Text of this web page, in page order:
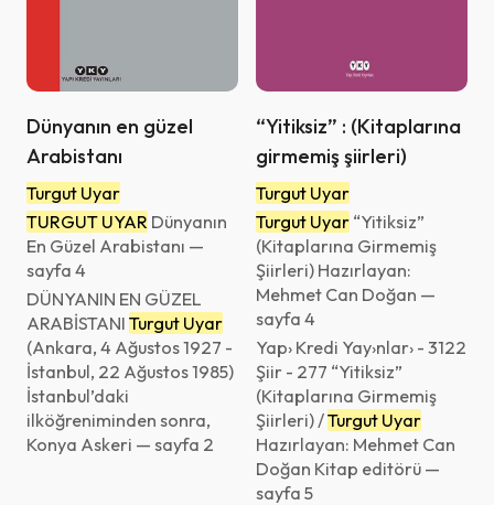
Dünyanın en güzel
Arabistanı
Turgut Uyar
TURGUT UYAR Dünyanın
En Güzel Arabistanı —
sayfa 4
DÜNYANIN EN GÜZEL
ARABİSTANI Turgut Uyar
(Ankara, 4 Ağustos 1927 -
İstanbul, 22 Ağustos 1985)
İstanbul’daki
ilköğreniminden sonra,
Konya Askeri — sayfa 2
“Yitiksiz” : (Kitaplarına
girmemiş şiirleri)
Turgut Uyar
Turgut Uyar “Yitiksiz”
(Kitaplarına Girmemiş
Şiirleri) Hazırlayan:
Mehmet Can Doğan —
sayfa 4
Ya­p› Kre­di Ya­y›n­la­r› - 3122
Şi­ir - 277 “Yitiksiz”
(Kitaplarına Girmemiş
Şiirleri) /Turgut Uyar
Hazırlayan: Mehmet Can
Doğan Ki­tap edi­tö­rü —
sayfa 5